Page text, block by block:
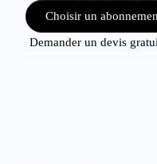
Choisir un
Demander un devis